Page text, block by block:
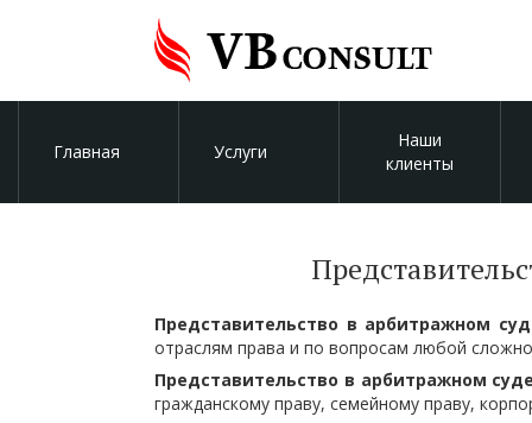
Главная Услуги
Наши
клиенты
Представительство в арбитражном
отраслям права и по вопросам любой
Представительство в арбитражном
гражданскому праву, семейному праву,